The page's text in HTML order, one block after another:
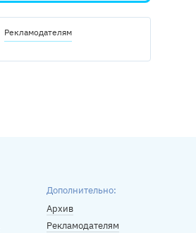
Рекламодателям
Дополнительно:
Архив
Рекламодателям